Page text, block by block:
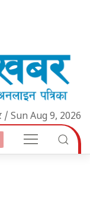
/ Sun Aug 9, 2026